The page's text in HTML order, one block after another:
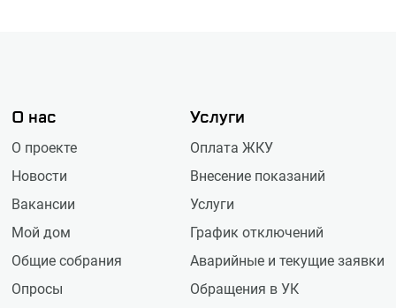
О нас
О проекте
Новости
Вакансии
Мой дом
Общие собрания
Опросы
Услуги
Оплата ЖКУ
Внесение показаний
Услуги
График отключений
Аварийные и текущие заявки
Обращения в УК